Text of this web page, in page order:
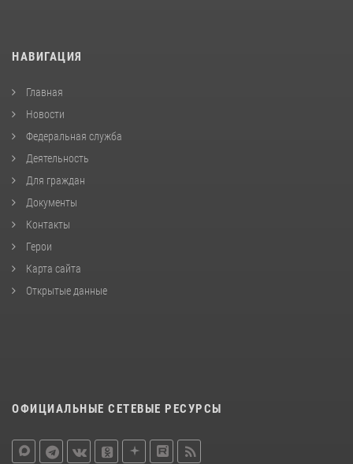
НАВИГАЦИЯ
Главная
Новости
Федеральная служба
Деятельность
Для граждан
Документы
Контакты
Герои
Карта сайта
Открытые данные
ОФИЦИАЛЬНЫЕ СЕТЕВЫЕ РЕСУРСЫ